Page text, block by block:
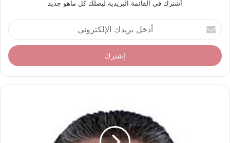
أشترك في القائمة البريدية ليصلك كل ماهو جديد
أ
د
خ
ل
ر